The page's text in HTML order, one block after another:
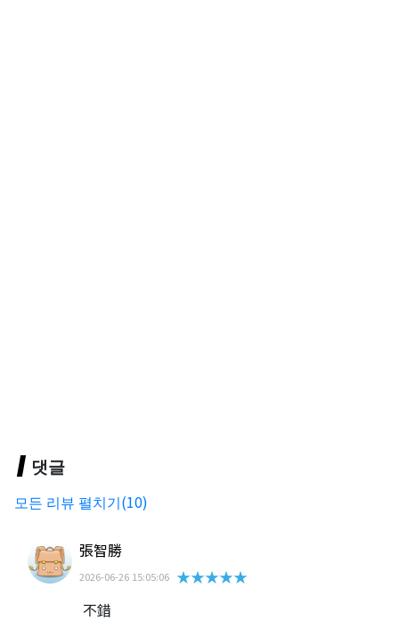
댓글
모든 리뷰 펼치기(10)
張智勝
2026-06-26 15:05:06 ★★★★★
不錯